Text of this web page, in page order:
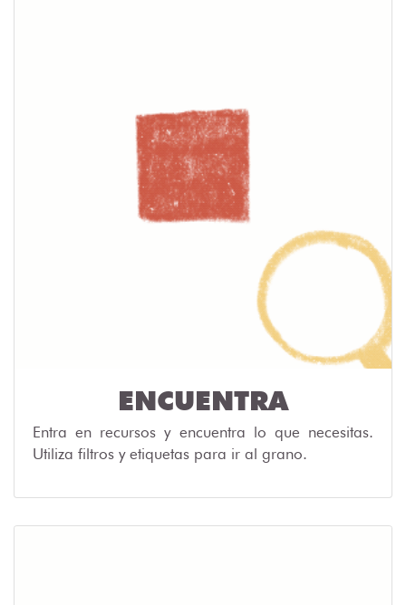
ENCUENTRA
Entra en recursos y encuentra lo que necesitas.
Utiliza filtros y etiquetas para ir al grano.